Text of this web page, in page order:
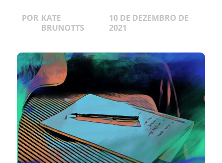
POR KATE
BRUNOTTS
10 DE DEZEMBRO DE
2021